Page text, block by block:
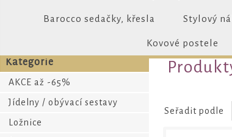
Barocco sedačky, křesla Stylový
Kovové postele
Kategorie
AKCE až -65%
Jídelny / obývací sestavy
Ložnice
Seřadit podle